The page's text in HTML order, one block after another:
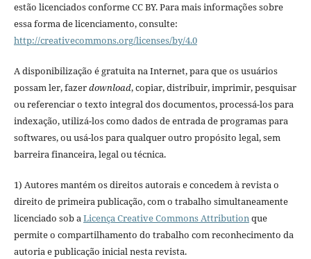
estão licenciados conforme CC BY. Para mais informações sobre
essa forma de licenciamento, consulte:
http://creativecommons.org/licenses/by/4.0
A disponibilização é gratuita na Internet, para que os usuários
possam ler, fazerdownload, copiar, distribuir, imprimir, pesquisar
ou referenciar o texto integral dos documentos, processá-los para
indexação, utilizá-los como dados de entrada de programas para
softwares, ou usá-los para qualquer outro propósito legal, sem
barreira financeira, legal ou técnica.
1) Autores mantém os direitos autorais e concedem à revista o
direito de primeira publicação, com o trabalho simultaneamente
licenciado sob aLicença Creative Commons Attributionque
permite o compartilhamento do trabalho com reconhecimento da
autoria e publicação inicial nesta revista.